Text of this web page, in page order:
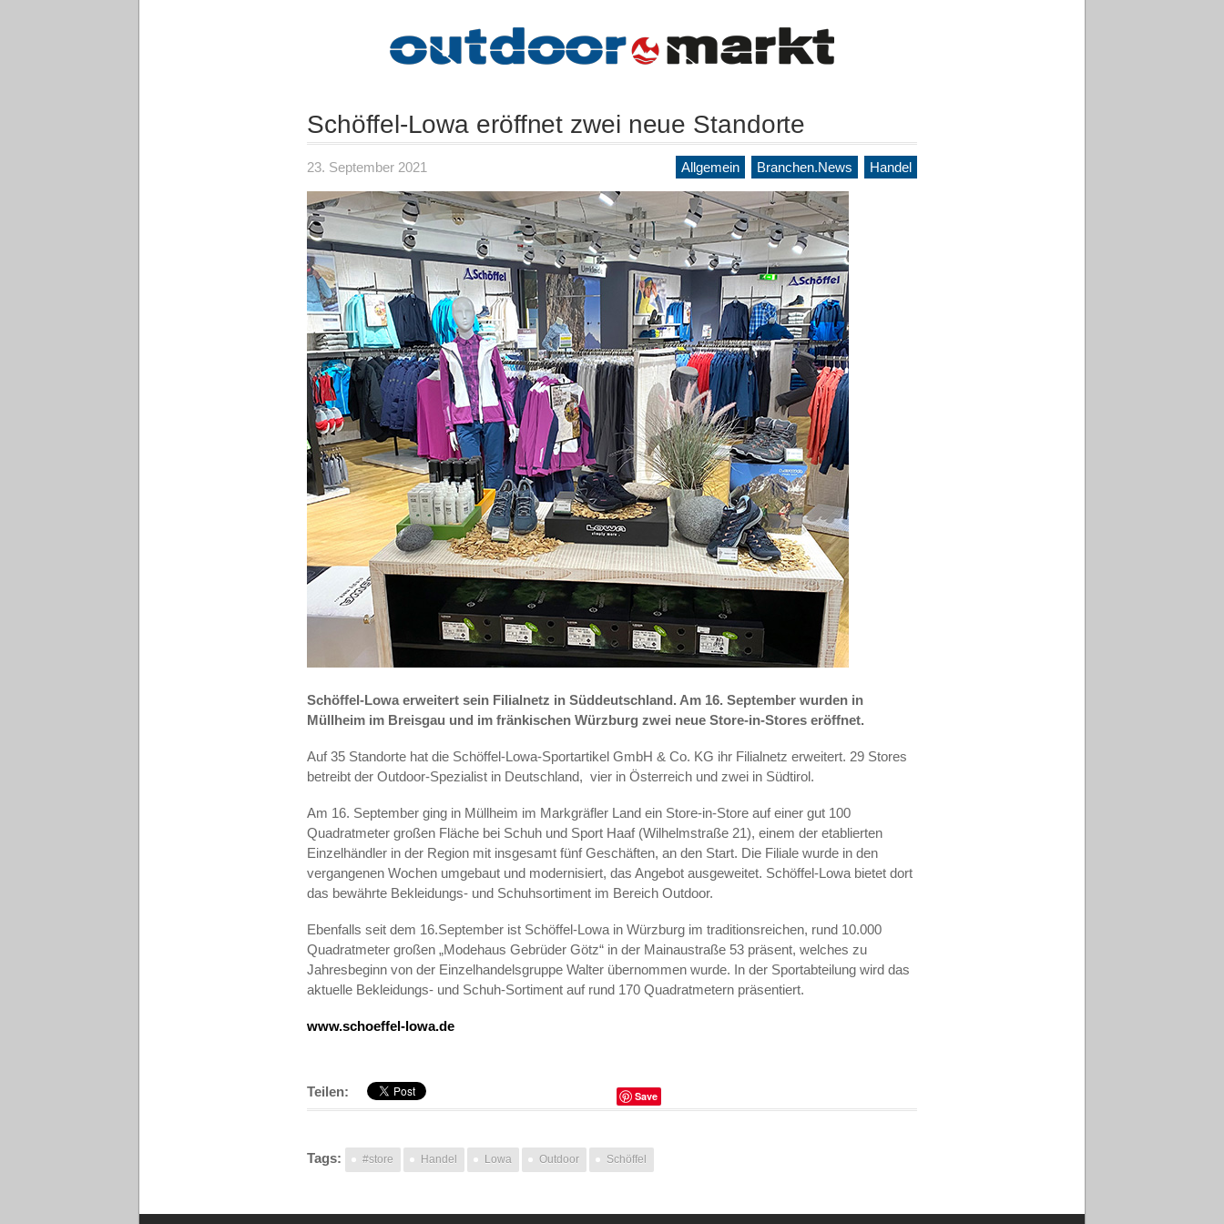
Schöffel-Lowa eröffnet zwei neue Standorte
23. September 2021 Allgemein Branchen.News Handel
Schöffel-Lowa erweitert sein Filialnetz in Süddeutschland. Am 16. September wurden in
Müllheim im Breisgau und im fränkischen Würzburg zwei neue Store-in-Stores eröffnet.
Auf 35 Standorte hat die Schöffel-Lowa-Sportartikel GmbH & Co. KG ihr Filialnetz erweitert. 29 Stores
betreibt der Outdoor-Spezialist in Deutschland, vier in Österreich und zwei in Südtirol.
Am 16. September ging in Müllheim im Markgräfler Land ein Store-in-Store auf einer gut 100
Quadratmeter großen Fläche bei Schuh und Sport Haaf (Wilhelmstraße 21), einem der etablierten
Einzelhändler in der Region mit insgesamt fünf Geschäften, an den Start. Die Filiale wurde in den
vergangenen Wochen umgebaut und modernisiert, das Angebot ausgeweitet. Schöffel-Lowa bietet dort
das bewährte Bekleidungs- und Schuhsortiment im Bereich Outdoor.
Ebenfalls seit dem 16.September ist Schöffel-Lowa in Würzburg im traditionsreichen, rund 10.000
Quadratmeter großen „Modehaus Gebrüder Götz“ in der Mainaustraße 53 präsent, welches zu
Jahresbeginn von der Einzelhandelsgruppe Walter übernommen wurde. In der Sportabteilung wird das
aktuelle Bekleidungs- und Schuh-Sortiment auf rund 170 Quadratmetern präsentiert.
www.schoeffel-lowa.de
Teilen: Save
Tags: #store Handel Lowa Outdoor Schöffel